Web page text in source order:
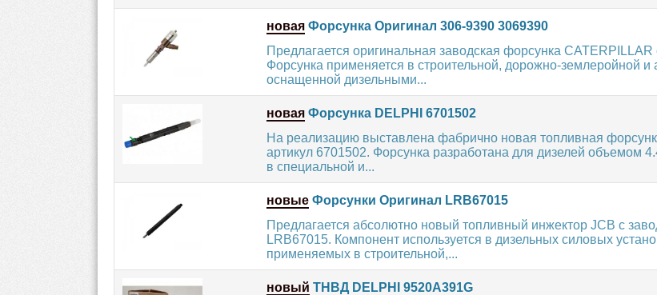
новая Форсунка Оригинал 306-9390 3069390
Предлагается оригинальная заводская форсунка
Форсунка применяется в строительной, дорожно-землеройной и
оснащенной дизельными...
новая Форсунка DELPHI 6701502
На реализацию выставлена фабрично новая топливная
артикул 6701502. Форсунка разработана для дизелей объемом
в специальной и...
новые Форсунки Оригинал LRB67015
Предлагается абсолютно новый топливный инжектор JCB с
LRB67015. Компонент используется в дизельных силовых
применяемых в строительной,...
новый ТНВД DELPHI 9520A391G